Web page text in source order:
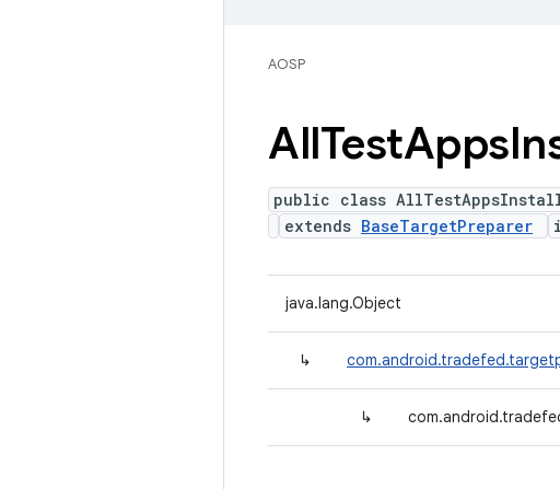
AOSP
AllTestApps
public class
extends BaseTargetPreparer
java.lang.Object
↳
↳